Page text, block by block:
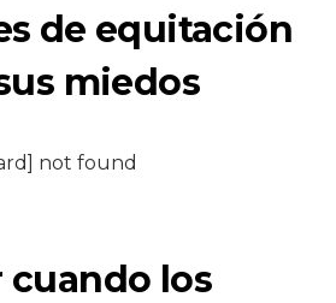
de equitación
miedos
not found
cuando los